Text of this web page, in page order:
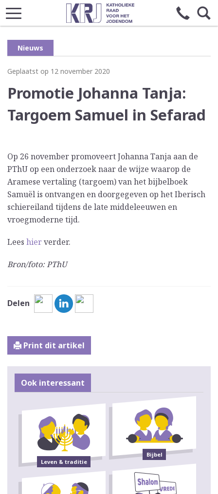
Nieuws
Geplaatst op 12 november 2020
Promotie Johanna Tanja:
Targoem Samuel in Sefarad
Op 26 november promoveert Johanna Tanja aan de
PThU op een onderzoek naar de wijze waarop de
Aramese vertaling (targoem) van het bijbelboek
Samuël is ontvangen en doorgegeven op het Iberisch
schiereiland tijdens de late middeleeuwen en
vroegmoderne tijd.
Lees hierverder.
Bron/foto: PThU
Delen
Print dit artikel
Ook interessant
Leven & traditie
Bijbel